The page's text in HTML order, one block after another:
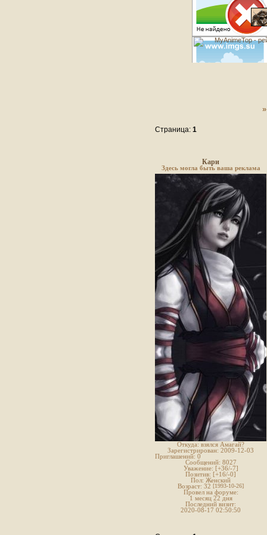
Страница:1
Кари
Здесь могла быть ваша реклама
Откуда: взялся Амагай?
Зарегистрирован: 2009-12-03
Приглашений: 0
Сообщений: 8027
Уважение: [+36/-7]
Позитив: [+16/-0]
Пол: Женский
Возраст: 32 [1993-10-26]
Провел на форуме:
1 месяц 22 дня
Последний визит:
2020-08-17 02:50:50